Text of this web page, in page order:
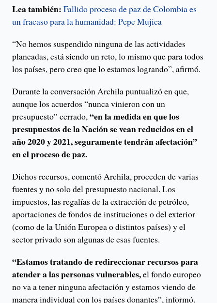
Lea también: Fallido proceso de paz de Colombia es
un fracaso para la humanidad: Pepe Mujica
“No hemos suspendido ninguna de las actividades
planeadas, está siendo un reto, lo mismo que para todos
los países, pero creo que lo estamos logrando”, afirmó.
Durante la conversación Archila puntualizó en que,
aunque los acuerdos “nunca vinieron con un
presupuesto” cerrado,“en la medida en que los
presupuestos de la Nación se vean reducidos en el
año 2020 y 2021, seguramente tendrán afectación”
en el proceso de paz.
Dichos recursos, comentó Archila, proceden de varias
fuentes y no solo del presupuesto nacional. Los
impuestos, las regalías de la extracción de petróleo,
aportaciones de fondos de instituciones o del exterior
(como de la Unión Europea o distintos países) y el
sector privado son algunas de esas fuentes.
“Estamos tratando de redireccionar recursos para
atender a las personas vulnerables,el fondo europeo
no va a tener ninguna afectación y estamos viendo de
manera individual con los países donantes”, informó.